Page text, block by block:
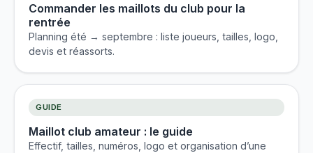
Commander les maillots du club pour la
rentrée
Planning été → septembre : liste joueurs, tailles, logo,
devis et réassorts.
GUIDE
Maillot club amateur : le guide
Effectif, tailles, numéros, logo et organisation d’une